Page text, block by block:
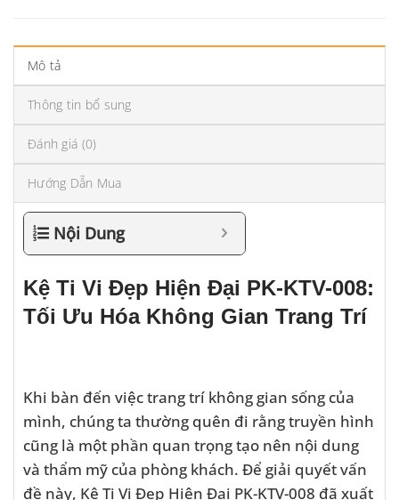
Mô tả
Thông tin bổ sung
Đánh giá (0)
Hướng Dẫn Mua
Nội Dung
Kệ Ti Vi Đẹp Hiện Đại PK-KTV-008:
Tối Ưu Hóa Không Gian Trang Trí
Khi bàn đến việc trang trí không gian sống của
mình, chúng ta thường quên đi rằng truyền hình
cũng là một phần quan trọng tạo nên nội dung
và thẩm mỹ của phòng khách. Để giải quyết vấn
đề này, Kệ Ti Vi Đẹp Hiện Đại PK-KTV-008 đã xuất